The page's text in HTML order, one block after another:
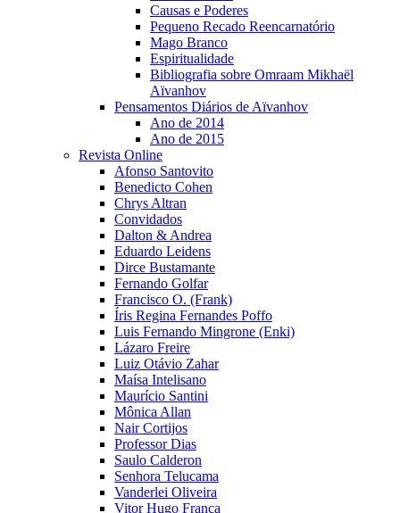
Causas e Poderes
Pequeno Recado Reencarnatório
Mago Branco
Espiritualidade
Bibliografia sobre Omraam Mikhaël
Aïvanhov
Pensamentos Diários de Aïvanhov
Ano de 2014
Ano de 2015
Revista Online
Afonso Santovito
Benedicto Cohen
Chrys Altran
Convidados
Dalton & Andrea
Eduardo Leidens
Dirce Bustamante
Fernando Golfar
Francisco O. (Frank)
Íris Regina Fernandes Poffo
Luis Fernando Mingrone (Enki)
Lázaro Freire
Luiz Otávio Zahar
Maísa Intelisano
Maurício Santini
Mônica Allan
Nair Cortijos
Professor Dias
Saulo Calderon
Senhora Telucama
Vanderlei Oliveira
Vitor Hugo França